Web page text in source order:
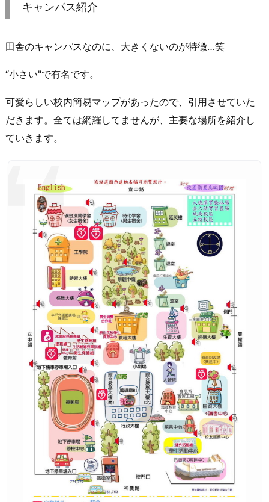
キャンパス紹介
田舎のキャンパスなのに、大きくないのが特徴…笑
“小さい"で有名です。
可愛らしい校内簡易マップがあったので、引用させていた
だきます。全ては網羅してませんが、主要な場所を紹介し
ていきます。